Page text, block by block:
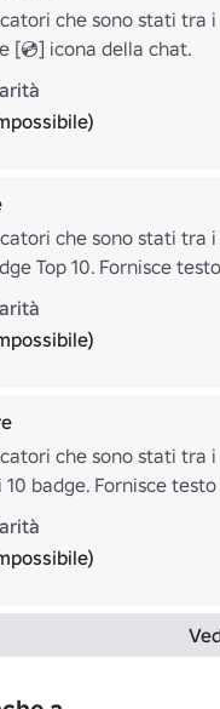
che sono stati tra
[💿] icona della chat.
che sono stati tra
Top 10. Fornisce
che sono stati tra
badge. Fornisce